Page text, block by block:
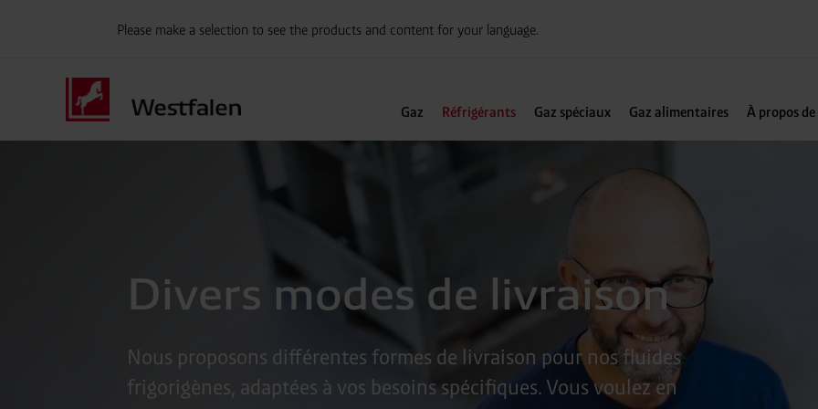
Please make a selection to see the products and content for your language.
Gaz Réfrigérants Gaz spéciaux Gaz alimentaires À propos
Divers modes de livraison
Nous proposons différentes formes de livraison pour nos fluides
frigorigènes, adaptées à vos besoins spécifiques. Vous voulez en